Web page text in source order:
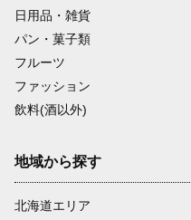
日用品・雑貨
パン・菓子類
フルーツ
ファッション
飲料(酒以外)
地域から探す
北海道エリア